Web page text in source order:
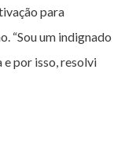
para
“Sou um indignado
e por isso, resolvi